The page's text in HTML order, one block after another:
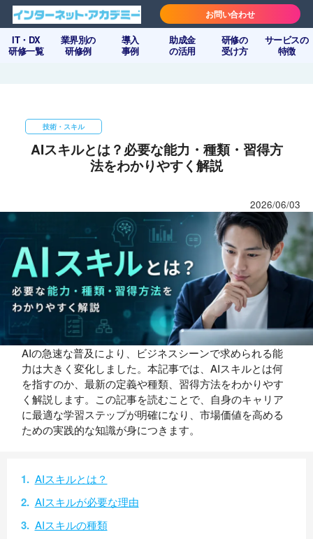
IT・DX
研修一覧
業界別の
研修例
導入
事例
助成金
の活用
研修の
受け方
サービスの
特徴
お問い合わせ
技術・スキル
AIスキルとは？必要な能力・種類・習得方
法をわかりやすく解説
2026/06/03
AIの急速な普及により、ビジネスシーンで求められる能
力は大きく変化しました。本記事では、AIスキルとは何
を指すのか、最新の定義や種類、習得方法をわかりやす
く解説します。この記事を読むことで、自身のキャリア
に最適な学習ステップが明確になり、市場価値を高める
ための実践的な知識が身につきます。
AIスキルとは？
AIスキルが必要な理由
AIスキルの種類